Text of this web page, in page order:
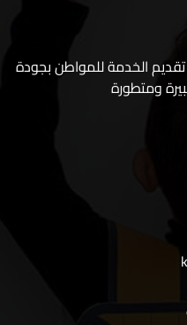
الخدمة للمواطن بجودة
ومتطورة